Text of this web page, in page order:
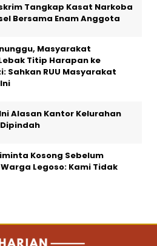
Tangkap Kasat Narkoba
Bersama Enam Anggota
Masyarakat
Titip Harapan ke
Sahkan RUU Masyarakat
Alasan Kantor Kelurahan
Kosong Sebelum
Legoso: Kami Tidak